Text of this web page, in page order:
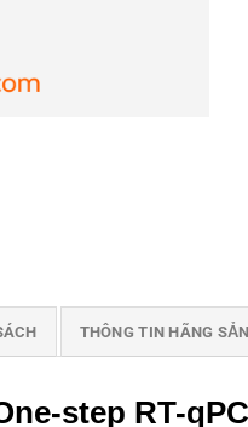
THÔNG TIN HÃNG
step RT-